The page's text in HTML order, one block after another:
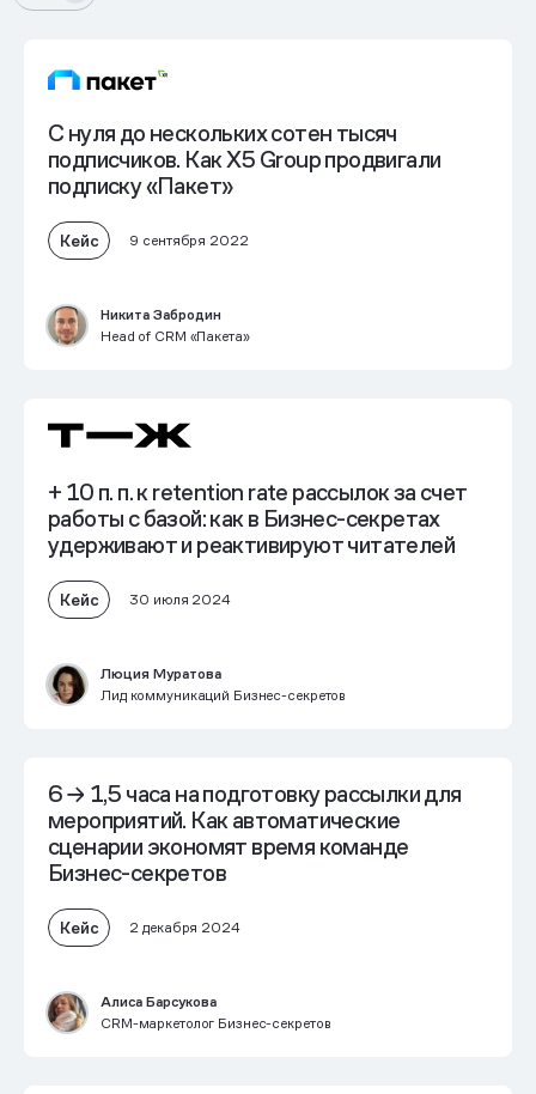
С нуля до нескольких сотен тысяч
подписчиков. Как X5 Group продвигали
подписку «Пакет»
Кейс 9 сентября 2022
Никита Забродин
Head of CRM «Пакета»
+ 10 п. п. к retention rate рассылокза счет
работы с базой: как в Бизнес-секретах
удерживают и реактивируют читателей
Кейс 30 июля 2024
Люция Муратова
Лид коммуникаций Бизнес-секретов
6 → 1,5 часа на подготовку рассылки для
мероприятий. Как автоматические
сценарии экономят время команде
Бизнес-секретов
Кейс 2 декабря 2024
Алиса Барсукова
CRM-маркетолог Бизнес-секретов